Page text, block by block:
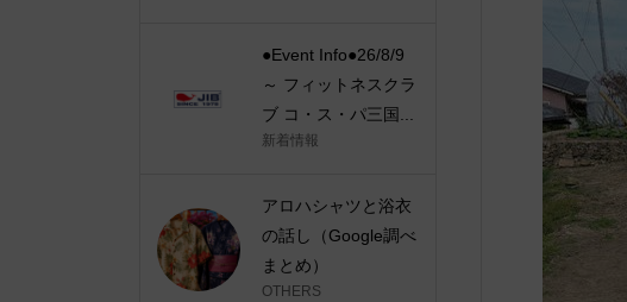
●Event Info●26/8/9
～ フィットネスクラ
ブ コ・ス・パ三国...
新着情報
アロハシャツと浴衣
の話し（Google調べ
まとめ）
OTHERS